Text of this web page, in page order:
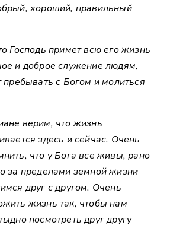
хороший, правильный
Господь примет всю его жизнь
и доброе служение людям,
пребывать с Богом и молиться
верим, что жизнь
здесь и сейчас. Очень
что у Бога все живы, рано
за пределами земной жизни
друг с другом. Очень
жизнь так, чтобы нам
посмотреть друг другу